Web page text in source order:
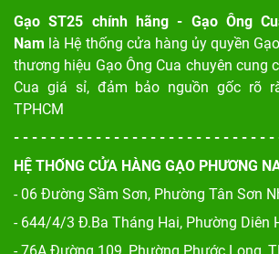
Gạo ST25 chính hãng - Gạo Ông
Nam là Hệ thống cửa hàng ủy quyền
thương hiệu Gạo Ông Cua chuyên cung
Cua giá sỉ, đảm bảo nguồn gốc rõ
TPHCM
- - - - - - - - - - - - - - - - - - - - - - - - - - - - -
HỆ THỐNG CỬA HÀNG GẠO PHƯƠNG
- 06 Đường Sầm Sơn, Phường Tân Sơn
- 644/4/3 Đ.Ba Tháng Hai, Phường Diên